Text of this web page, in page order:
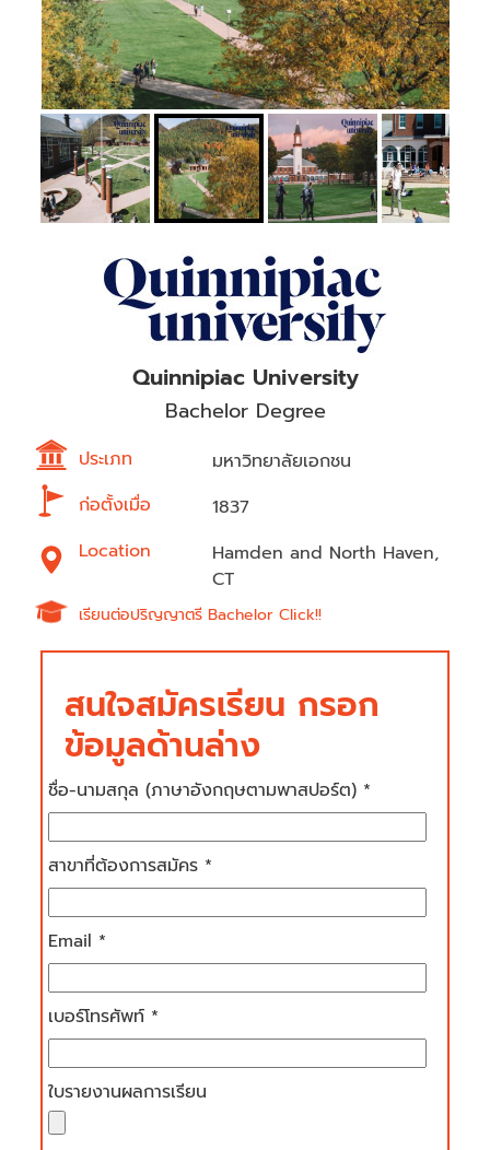
Quinnipiac University
Bachelor Degree
ประเภท
มหาวิทยาลัยเอกชน
ก่อตั้งเมื่อ
1837
Location
Hamden and North Haven,
CT
เรียนต่อปริญญาตรี Bachelor Click!!
สนใจสมัครเรียน กรอก
ข้อมูลด้านล่าง
ชื่อ-นามสกุล (ภาษาอังกฤษตามพาสปอร์ต) *
สาขาที่ต้องการสมัคร *
Email *
เบอร์โทรศัพท์ *
ใบรายงานผลการเรียน